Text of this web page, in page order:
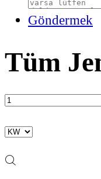
Göndermek
Tüm